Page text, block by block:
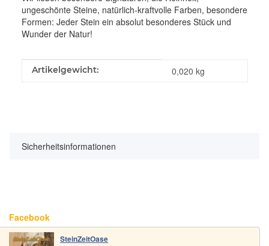
ungeschönte Steine, natürlich-kraftvolle Farben, besondere
Formen: Jeder Stein ein absolut besonderes Stück und
Wunder der Natur!
Produkteigenschaft
Wert
Artikelgewicht: 0,020 kg
Sicherheitsinformationen
Facebook
SteinZeitOase